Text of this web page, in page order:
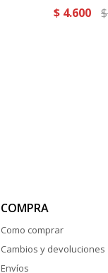
$ 4.600 $
COMPRA
Como comprar
Cambios y devoluciones
Envíos